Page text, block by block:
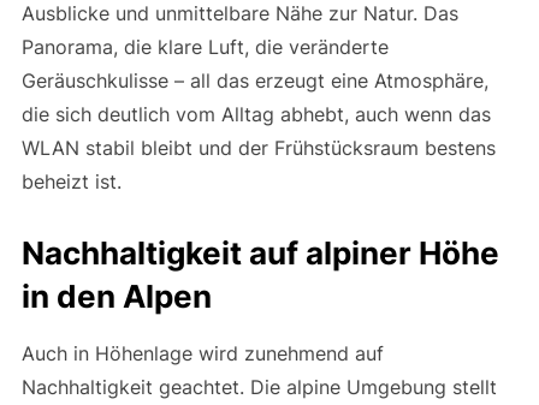
Ausblicke und unmittelbare Nähe zur Natur. Das
Panorama, die klare Luft, die veränderte
Geräuschkulisse – all das erzeugt eine Atmosphäre,
die sich deutlich vom Alltag abhebt, auch wenn das
WLAN stabil bleibt und der Frühstücksraum bestens
beheizt ist.
Nachhaltigkeit auf alpiner Höhe
in den Alpen
Auch in Höhenlage wird zunehmend auf
Nachhaltigkeit geachtet. Die alpine Umgebung stellt